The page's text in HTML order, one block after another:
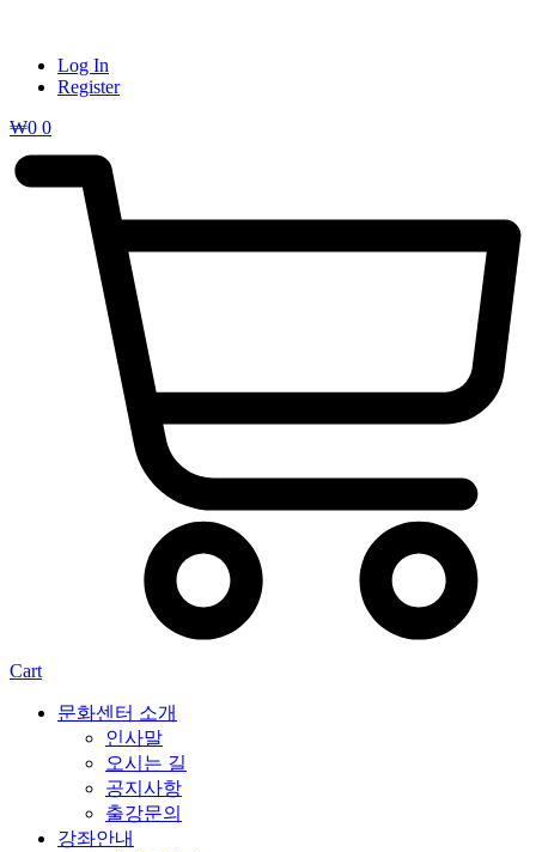
Log In
Register
₩0 0
Cart
문화센터 소개
인사말
오시는 길
공지사항
출강문의
강좌안내